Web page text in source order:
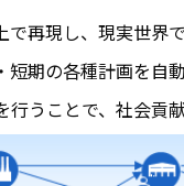
再現し、現実世界
期の各種計画を自動
うことで、社会貢